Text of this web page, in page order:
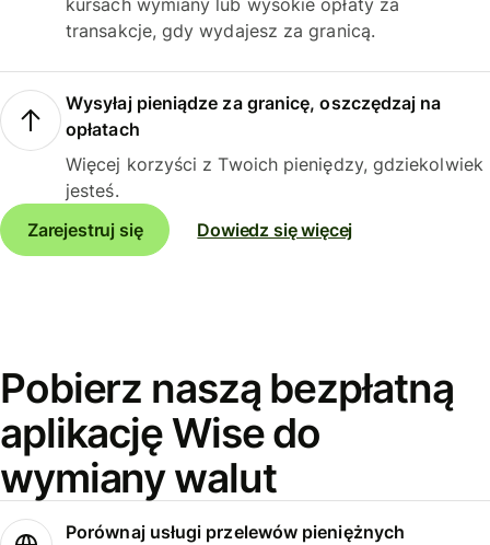
kursach wymiany lub wysokie opłaty za
transakcje, gdy wydajesz za granicą.
Wysyłaj pieniądze za granicę, oszczędzaj na
opłatach
Więcej korzyści z Twoich pieniędzy, gdziekolwiek
jesteś.
Zarejestruj się
Dowiedz się więcej
Pobierz naszą bezpłatną
aplikację Wise do
wymiany walut
Porównaj usługi przelewów pieniężnych